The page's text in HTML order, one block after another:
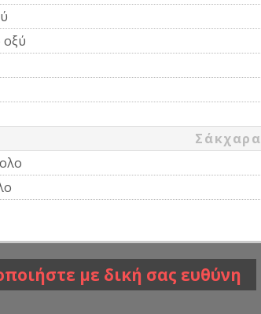
οξύ
Σάκχαρα
με δική σας ευθύνη